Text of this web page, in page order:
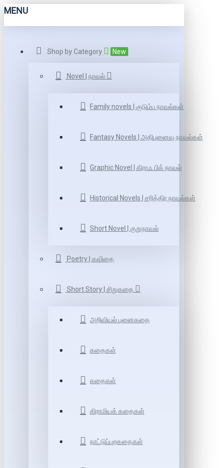
MENU
Shop by Category New
Novel | நாவல்
Family novels | குடும்ப நாவல்கள்
Fantasy Novels | அதிபுனைவு நாவல்கள்
Graphic Novel | கிராஃ பிக் நாவல்
Historical Novels | சரித்திர நாவல்கள்
Short Novel | குறுநாவல்
Poetry | கவிதை
Short Story | சிறுகதை
அறிவியல் புனைகதை
கதைகள்
கதைகள்
கிராமியக் கதைகள்
நாட்டுப்புறகதைகள்